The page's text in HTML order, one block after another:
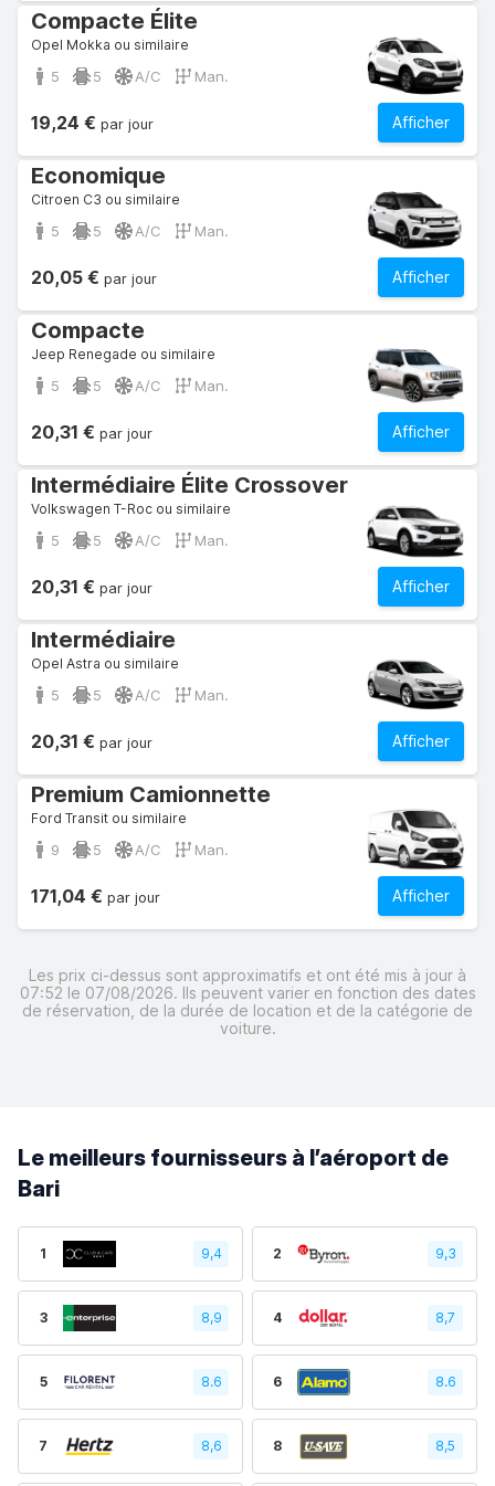
Compacte Élite
Opel Mokka ou similaire
5 5 A/C Man.
Afficher
19,24 € par jour
Economique
Citroen C3 ou similaire
5 5 A/C Man.
Afficher
20,05 € par jour
Compacte
Jeep Renegade ou similaire
5 5 A/C Man.
Afficher
20,31 € par jour
Intermédiaire Élite Crossover
Volkswagen T-Roc ou similaire
5 5 A/C Man.
Afficher
20,31 € par jour
Intermédiaire
Opel Astra ou similaire
5 5 A/C Man.
Afficher
20,31 € par jour
Premium Camionnette
Ford Transit ou similaire
9 5 A/C Man.
Afficher
171,04 € par jour
Les prix ci-dessus sont approximatifs et ont été mis à jour à
07:52 le 07/08/2026. Ils peuvent varier en fonction des dates
de réservation, de la durée de location et de la catégorie de
voiture.
Le meilleurs fournisseurs à l’aéroport de
Bari
1 9,4 2 9,3
3 8,9 4 8,7
5 8.6 6 8.6
7 8,6 8 8,5